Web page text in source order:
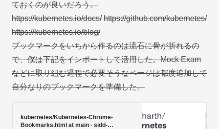
ておくのが良いだろう。
https://kubernetes.io/docs/ https://github.com/kubernetes/
https://kubernetes.io/blog/
ブックマークをいちから作るのは流石に骨が折れるの
で、僕は下記をインポートして活用した。Mock Exam
などに取り組む過程で必要そうなページは都度追加して
自分なりのブックマークを準備した。
kubernetes/Kubernetes-Chrome-
Bookmarks.html at main · sidd-